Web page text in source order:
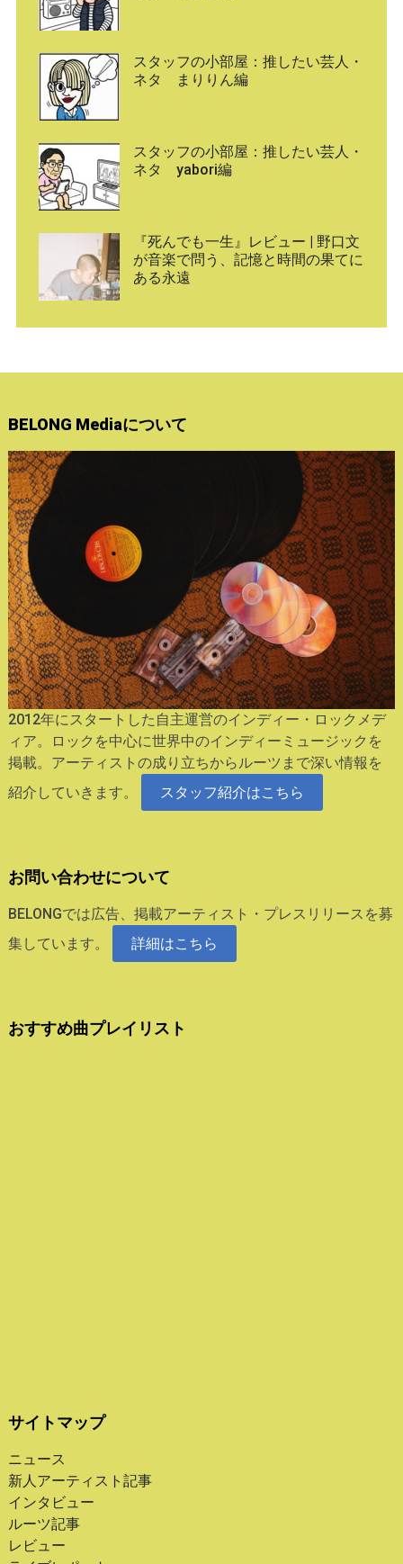
スタッフの小部屋：推したい芸人・
ネタ まりりん編
スタッフの小部屋：推したい芸人・
ネタ yabori編
『死んでも一生』レビュー | 野口文
が音楽で問う、記憶と時間の果てに
ある永遠
BELONG Mediaについて
2012年にスタートした自主運営のインディー・ロックメデ
ィア。ロックを中心に世界中のインディーミュージックを
掲載。アーティストの成り立ちからルーツまで深い情報を
紹介していきます。
スタッフ紹介はこちら
お問い合わせについて
BELONGでは広告、掲載アーティスト・プレスリリースを募
集しています。
詳細はこちら
おすすめ曲プレイリスト
サイトマップ
ニュース
新人アーティスト記事
インタビュー
ルーツ記事
レビュー